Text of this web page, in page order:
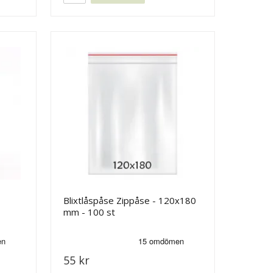
Blixtlåspåse Zippåse - 120x180
mm - 100 st
55 kr